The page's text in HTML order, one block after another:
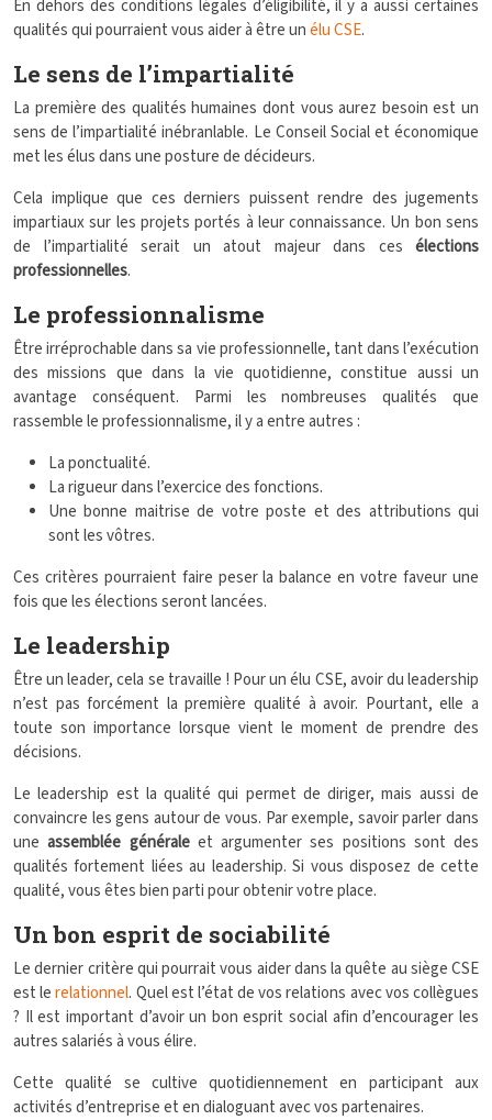
En dehors des conditions légales d’éligibilité, il y a aussi certaines
qualités qui pourraient vous aider à être unélu CSE.
Le sens de l’impartialité
La première des qualités humaines dont vous aurez besoin est un
sens de l’impartialité inébranlable. Le Conseil Social et économique
met les élus dans une posture de décideurs.
Cela implique que ces derniers puissent rendre des jugements
impartiaux sur les projets portés à leur connaissance. Un bon sens
de l’impartialité serait un atout majeur dans ces élections
professionnelles.
Le professionnalisme
Être irréprochable dans sa vie professionnelle, tant dans l’exécution
des missions que dans la vie quotidienne, constitue aussi un
avantage conséquent. Parmi les nombreuses qualités que
rassemble le professionnalisme, il y a entre autres :
La ponctualité.
La rigueur dans l’exercice des fonctions.
Une bonne maitrise de votre poste et des attributions qui
sont les vôtres.
Ces critères pourraient faire peser la balance en votre faveur une
fois que les élections seront lancées.
Le leadership
Être un leader, cela se travaille ! Pour un élu CSE, avoir du leadership
n’est pas forcément la première qualité à avoir. Pourtant, elle a
toute son importance lorsque vient le moment de prendre des
décisions.
Le leadership est la qualité qui permet de diriger, mais aussi de
convaincre les gens autour de vous. Par exemple, savoir parler dans
uneassemblée généraleet argumenter ses positions sont des
qualités fortement liées au leadership. Si vous disposez de cette
qualité, vous êtes bien parti pour obtenir votre place.
Un bon esprit de sociabilité
Le dernier critère qui pourrait vous aider dans la quête au siège CSE
est lerelationnel. Quel est l’état de vos relations avec vos collègues
? Il est important d’avoir un bon esprit social afin d’encourager les
autres salariés à vous élire.
Cette qualité se cultive quotidiennement en participant aux
activités d’entreprise et en dialoguant avec vos partenaires.